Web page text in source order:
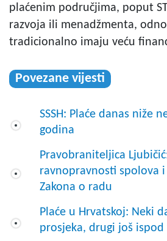
plaćenim područjima, poput
razvoja ili menadžmenta,
tradicionalno imaju veću
Povezane vijesti
SSSH: Plaće danas niže
godina
Pravobraniteljica
ravnopravnosti spolova
Zakona o radu
Plaće u Hrvatskoj: Neki
prosjeka, drugi još ispod